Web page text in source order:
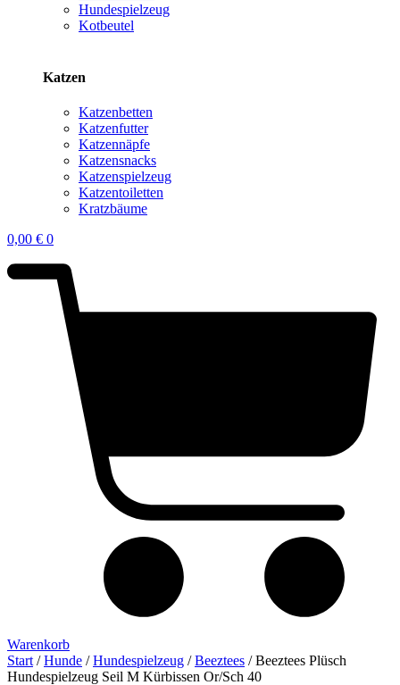
Hundespielzeug
Kotbeutel
Katzen
Katzenbetten
Katzenfutter
Katzennäpfe
Katzensnacks
Katzenspielzeug
Katzentoiletten
Kratzbäume
0,00 € 0
Warenkorb
Start /Hunde /Hundespielzeug /Beeztees / Beeztees Plüsch
Hundespielzeug Seil M Kürbissen Or/Sch 40